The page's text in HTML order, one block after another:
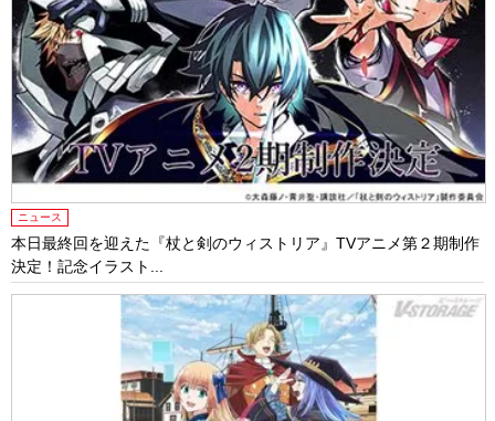
ニュース
本日最終回を迎えた『杖と剣のウィストリア』TVアニメ第２期制作
決定！記念イラスト...